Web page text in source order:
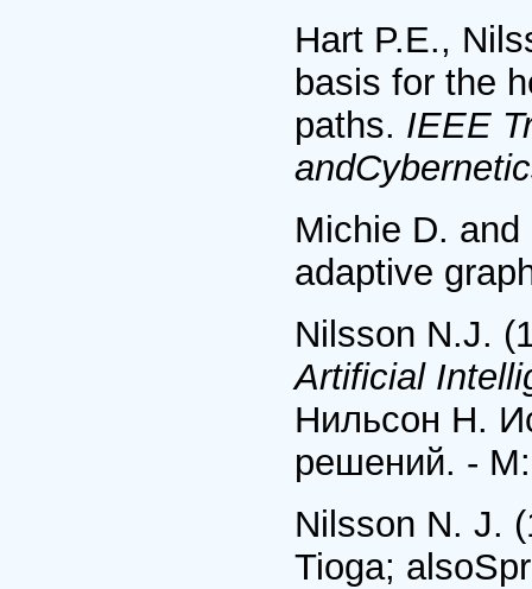
Hart P.E.,
basis for the
paths. IEEE
Michie D.
adaptive
Nilsson N.J.
Artificial
Нильсон H.
решений. -
Nilsson N. J.
Tioga;